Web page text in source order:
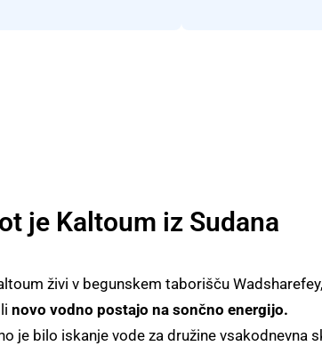
je Kaltoum iz Sudana
živi v begunskem taborišču Wadsharefey
novo vodno postajo na sončno energijo.
je bilo iskanje vode za družine vsakodnevna